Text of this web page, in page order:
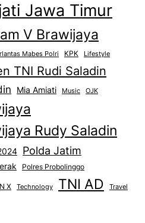
Jawa Timur
V Brawijaya
Mabes Polri KPK Lifestyle
TNI Rudi Saladin
Mia Amiati Music OJK
Rudy Saladin
Polda Jatim
Polres Probolinggo
X Technology TNI AD Travel